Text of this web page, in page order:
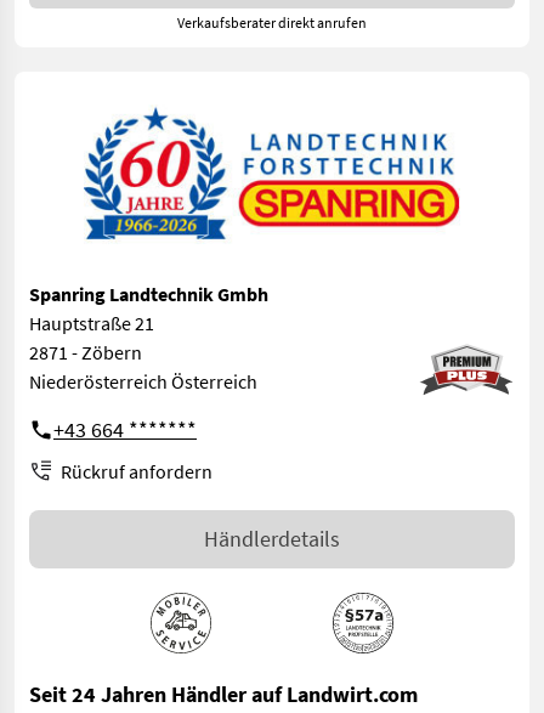
Verkaufsberater direkt anrufen
Spanring Landtechnik Gmbh
Hauptstraße 21
2871 - Zöbern
Niederösterreich Österreich
+43 664 *******
Rückruf anfordern
Händlerdetails
Seit 24 Jahren Händler auf Landwirt.com